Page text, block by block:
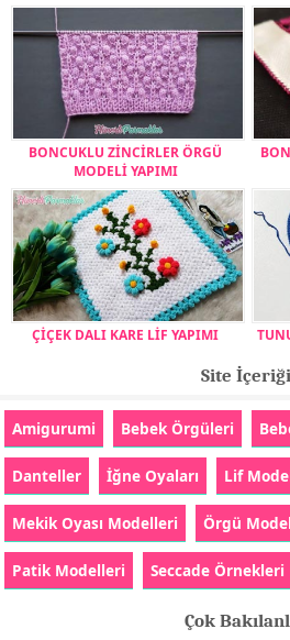
BONCUKLU ZİNCİRLER ÖRGÜ
MODELİ YAPIMI
ÇİÇEK DALI KARE LİF YAPIMI
Site İçeriği
Amigurumi Bebek Örgüleri
Danteller İğne Oyaları Lif
Mekik Oyası Modelleri Örgü
Patik Modelleri Seccade Örnekleri
Çok